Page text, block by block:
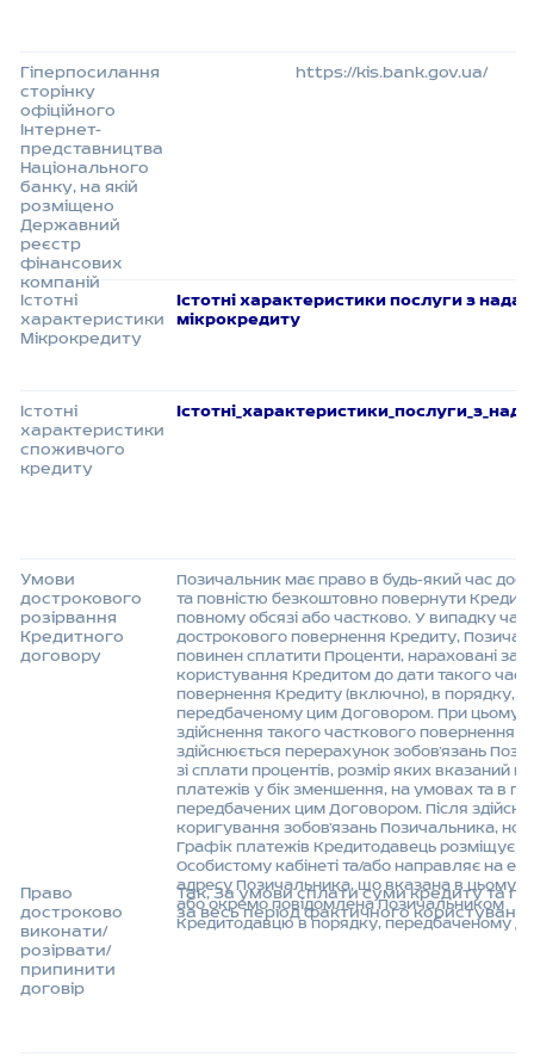
Гіперпосилання
сторінку
офіційного
Інтернет-
представництва
Національного
банку, на якій
розміщено
Державний
реєстр
фінансових
компаній
https://kis.bank.gov.ua/
Істотні
характеристики
Мікрокредиту
Істотні характеристики послуги з
мікрокредиту
Істотні
характеристики
споживчого
кредиту
Умови
дострокового
розірвання
Кредитного
договору
Позичальник має право в будь-який час
та повністю безкоштовно повернути Кредит
повному обсязі або частково. У випадку
дострокового повернення Кредиту,
повинен сплатити Проценти, нараховані за
користування Кредитом до дати такого
повернення Кредиту (включно), в порядку,
передбаченому цим Договором. При цьому,
здійснення такого часткового повернення
здійснюється перерахунок зобов’язань
зі сплати процентів, розмір яких вказаний в
платежів у бік зменшення, на умовах та в
передбачених цим Договором. Після
коригування зобов’язань Позичальника,
Графік платежів Кредитодавець розміщує в
Особистому кабінеті та/або направляє на
адресу Позичальника, що вказана в цьому
або окремо повідомлена Позичальником
Кредитодавцю в порядку, передбаченому
Право
достроково
виконати/
розірвати/
припинити
договір
Так, За умови сплати суми кредиту та
за весь період фактичного